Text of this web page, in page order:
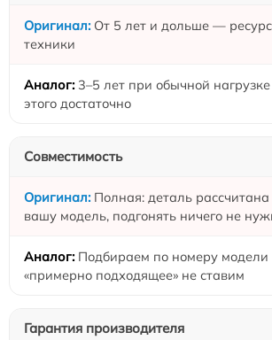
От 5 лет и дольше —
техники
3–5 лет при обычной
этого достаточно
Совместимость
Полная: деталь
вашу модель, подгонять ничего не
Подбираем по номеру
«примерно подходящее» не ставим
Гарантия производителя